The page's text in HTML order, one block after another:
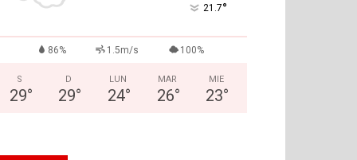
21.7°
86% 1.5m/s 100%
S
29°
D
29°
LUN
24°
MAR
26°
MIE
23°